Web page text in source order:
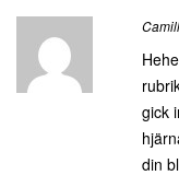
gick
din